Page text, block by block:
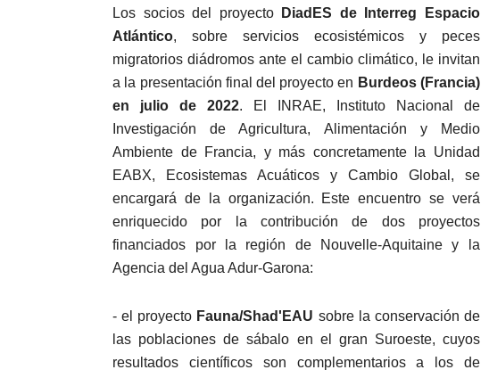
Los socios del proyecto
DiadES de Interreg Espacio
Atlántico, sobre servicios ecosistémicos y peces
migratorios diádromos ante el cambio climático, le invitan
a la presentación final del proyecto en Burdeos (Francia)
en julio de 2022. El INRAE, Instituto Nacional de
Investigación de Agricultura, Alimentación y Medio
Ambiente de Francia, y más concretamente la Unidad
EABX, Ecosistemas Acuáticos y Cambio Global, se
encargará de la organización. Este encuentro se verá
enriquecido por la contribución de dos proyectos
financiados por la región de Nouvelle-Aquitaine y la
Agencia del Agua Adur-Garona:
- el proyecto Fauna/Shad'EAU sobre la conservación de
las poblaciones de sábalo en el gran Suroeste, cuyos
resultados científicos son complementarios a los de